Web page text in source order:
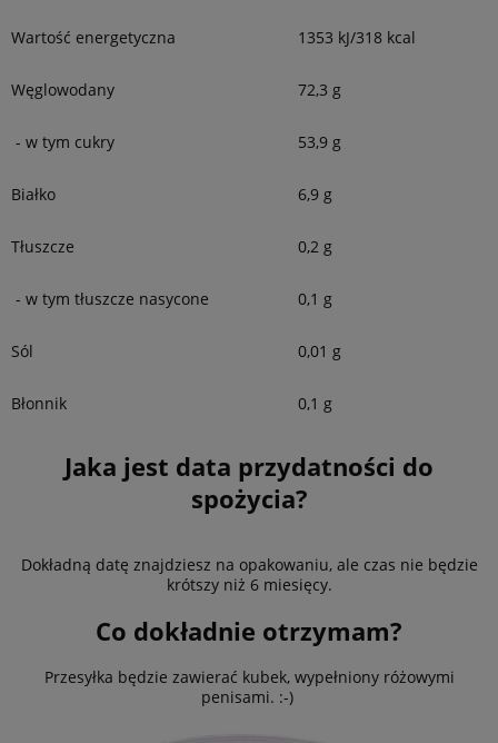
Wartość energetyczna 1353 kJ/318 kcal
Węglowodany 72,3 g
- w tym cukry 53,9 g
Białko 6,9 g
Tłuszcze 0,2 g
- w tym tłuszcze nasycone 0,1 g
Sól 0,01 g
Błonnik 0,1 g
Jaka jest data przydatności do
spożycia?
Dokładną datę znajdziesz na opakowaniu, ale czas nie będzie
krótszy niż 6 miesięcy.
Co dokładnie otrzymam?
Przesyłka będzie zawierać kubek, wypełniony różowymi
penisami. :-)